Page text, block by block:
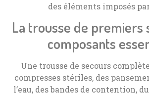
des éléments imposés
La trousse de premiers
composants
Une trousse de secours
compresses stériles, des
l’eau, des bandes de contention,